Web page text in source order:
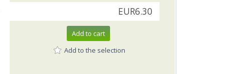
EUR6.30
Add to cart
Add to the selection